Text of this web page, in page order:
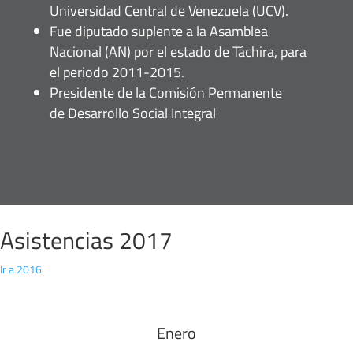
Universidad Central de Venezuela (UCV).
Fue diputado suplente a la Asamblea
Nacional (AN) por el estado de Táchira, para
el periodo 2011-2015.
Presidente de la Comisión Permanente
de Desarrollo Social Integral
Asistencias 2017
Ir a 2016
Enero